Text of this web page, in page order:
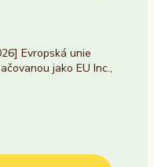
Evropská unie
jako EU Inc.,